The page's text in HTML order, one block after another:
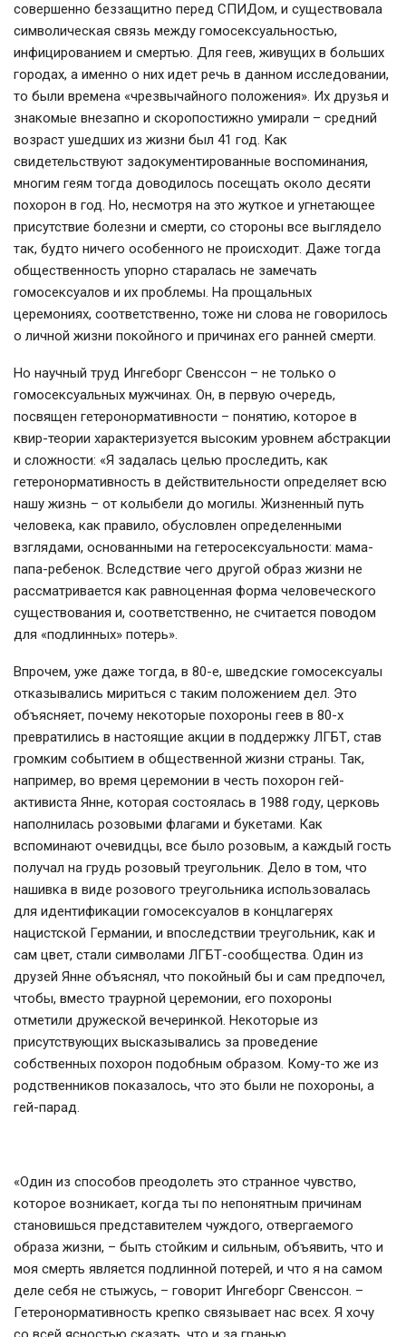
совершенно беззащитно перед СПИДом, и существовала
символическая связь между гомосексуальностью,
инфицированием и смертью. Для геев, живущих в больших
городах, а именно о них идет речь в данном исследовании,
то были времена «чрезвычайного положения». Их друзья и
знакомые внезапно и скоропостижно умирали – средний
возраст ушедших из жизни был 41 год. Как
свидетельствуют задокументированные воспоминания,
многим геям тогда доводилось посещать около десяти
похорон в год. Но, несмотря на это жуткое и угнетающее
присутствие болезни и смерти, со стороны все выглядело
так, будто ничего особенного не происходит. Даже тогда
общественность упорно старалась не замечать
гомосексуалов и их проблемы. На прощальных
церемониях, соответственно, тоже ни слова не говорилось
о личной жизни покойного и причинах его ранней смерти.
Но научный труд Ингеборг Свенссон – не только о
гомосексуальных мужчинах. Он, в первую очередь,
посвящен гетеронормативности – понятию, которое в
квир-теории характеризуется высоким уровнем абстракции
и сложности: «Я задалась целью проследить, как
гетеронормативность в действительности определяет всю
нашу жизнь – от колыбели до могилы. Жизненный путь
человека, как правило, обусловлен определенными
взглядами, основанными на гетеросексуальности: мама-
папа-ребенок. Вследствие чего другой образ жизни не
рассматривается как равноценная форма человеческого
существования и, соответственно, не считается поводом
для «подлинных» потерь».
Впрочем, уже даже тогда, в 80-е, шведские гомосексуалы
отказывались мириться с таким положением дел. Это
объясняет, почему некоторые похороны геев в 80-х
превратились в настоящие акции в поддержку ЛГБТ, став
громким событием в общественной жизни страны. Так,
например, во время церемонии в честь похорон гей-
активиста Янне, которая состоялась в 1988 году, церковь
наполнилась розовыми флагами и букетами. Как
вспоминают очевидцы, все было розовым, а каждый гость
получал на грудь розовый треугольник. Дело в том, что
нашивка в виде розового треугольника использовалась
для идентификации гомосексуалов в концлагерях
нацистской Германии, и впоследствии треугольник, как и
сам цвет, стали символами ЛГБТ-сообщества. Один из
друзей Янне объяснял, что покойный бы и сам предпочел,
чтобы, вместо траурной церемонии, его похороны
отметили дружеской вечеринкой. Некоторые из
присутствующих высказывались за проведение
собственных похорон подобным образом. Кому-то же из
родственников показалось, что это были не похороны, а
гей-парад.
«Один из способов преодолеть это странное чувство,
которое возникает, когда ты по непонятным причинам
становишься представителем чуждого, отвергаемого
образа жизни, – быть стойким и сильным, объявить, что и
моя смерть является подлинной потерей, и что я на самом
деле себя не стыжусь, – говорит Ингеборг Свенссон. –
Гетеронормативность крепко связывает нас всех. Я хочу